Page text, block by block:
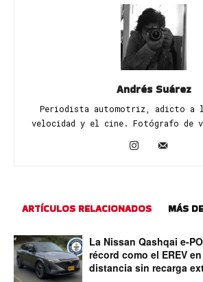
Andrés Suárez
Periodista automotriz, adicto a
velocidad y el cine. Fotógrafo de
ARTÍCULOS RELACIONADOS MÁS
La Nissan Qashqai e-
récord como el EREV
distancia sin recarga